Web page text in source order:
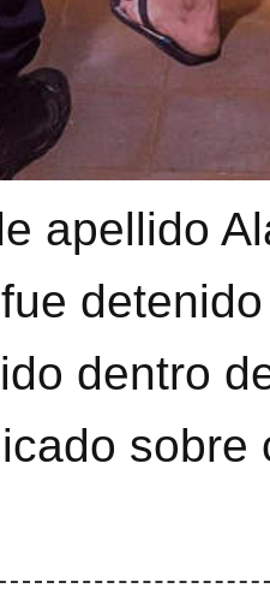
apellido
fue
dentro